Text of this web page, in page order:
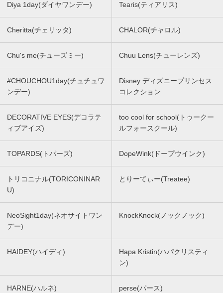
Diya 1day(ダイヤワンデー) Tearis(ティアリス)
Cheritta(チェリッタ) CHALOR(チャロル)
Chu's me(チューズミー) Chuu Lens(チューレンズ)
#CHOUCHOU1day(チュチュワ
ンデー)
Disney ディズニープリンセス
コレクション
DECORATIVE EYES(デコラテ
ィブアイズ)
too cool for school(トゥークー
ルフォースクール)
TOPARDS(トパーズ) DopeWink(ドープウインク)
トリコニナル(TORICONINAR
U)
とりーてぃー(Treatee)
NeoSight1day(ネオサイトワン
デー)
KnockKnock(ノックノック)
HAIDEY(ハイディ)
Hapa Kristin(ハパクリスティ
ン)
HARNE(ハルネ) perse(パース)